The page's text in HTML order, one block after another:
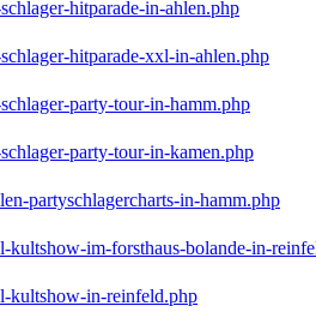
hitparade-in-ahlen.php
hitparade-xxl-in-ahlen.php
party-tour-in-hamm.php
party-tour-in-kamen.php
partyschlagercharts-in-hamm.php
kultshow-im-forsthaus-bolande-in-
kultshow-in-reinfeld.php